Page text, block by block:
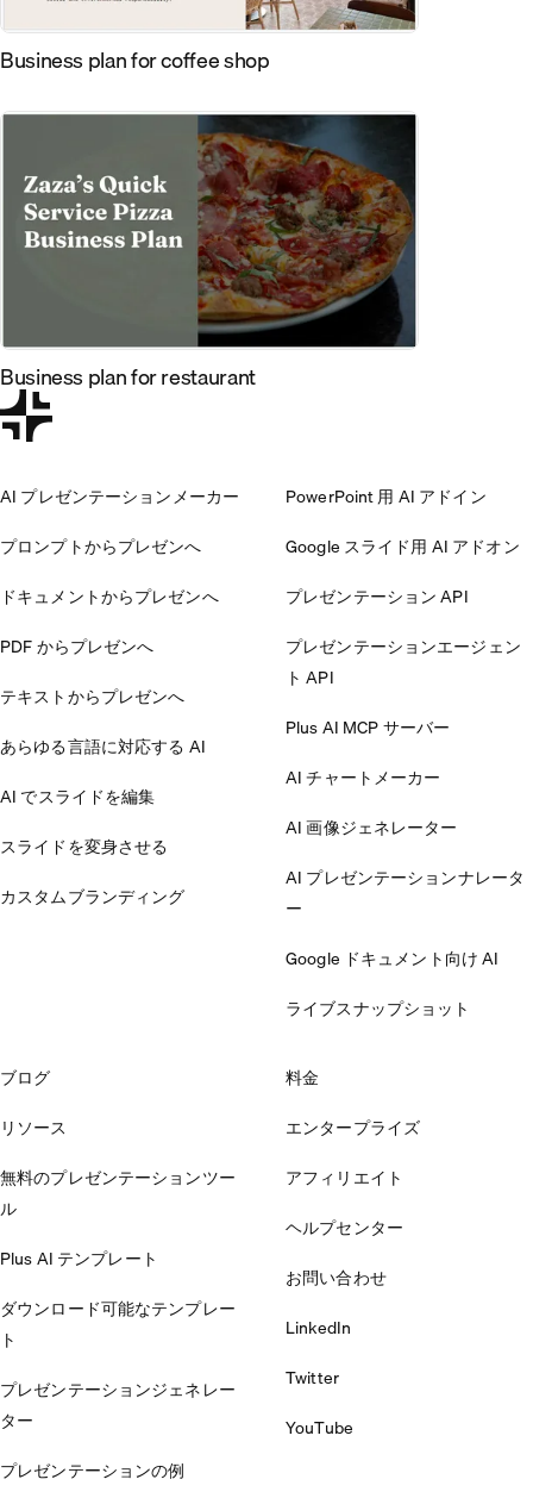
Business plan for coffee shop
Business plan for restaurant
AI プレゼンテーションメーカー
プロンプトからプレゼンへ
ドキュメントからプレゼンへ
PDF からプレゼンへ
テキストからプレゼンへ
あらゆる言語に対応する AI
AI でスライドを編集
スライドを変身させる
カスタムブランディング
PowerPoint 用 AI アドイン
Google スライド用 AI アドオン
プレゼンテーション API
プレゼンテーションエージェン
ト API
Plus AI MCP サーバー
AI チャートメーカー
AI 画像ジェネレーター
AI プレゼンテーションナレータ
ー
Google ドキュメント向け AI
ライブスナップショット
ブログ
リソース
無料のプレゼンテーションツー
ル
Plus AI テンプレート
ダウンロード可能なテンプレー
ト
プレゼンテーションジェネレー
ター
プレゼンテーションの例
料金
エンタープライズ
アフィリエイト
ヘルプセンター
お問い合わせ
LinkedIn
Twitter
YouTube